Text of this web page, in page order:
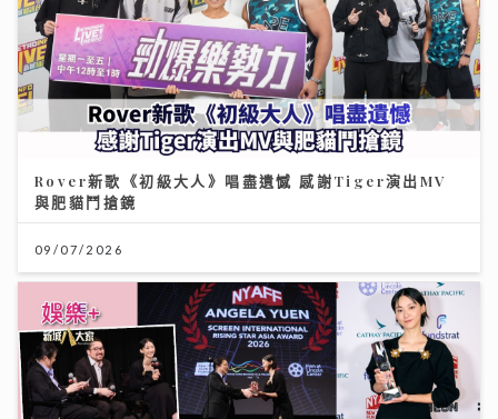
Rover新歌《初級大人》唱盡遺憾 感謝Tiger演出MV
與肥貓鬥搶鏡
09/07/2026